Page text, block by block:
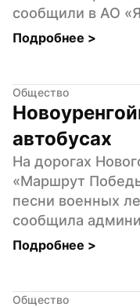
сообщили в АО
Подробнее >
Общество
автобусах
На дорогах
«Маршрут
песни военных
сообщила
Подробнее >
Общество